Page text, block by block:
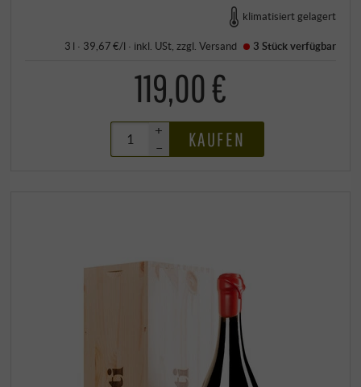
klimatisiert gelagert
3 l · 39,67 €/l · inkl. USt , zzgl.Versand 3 Stückverfügbar
119,00 €
+
–
KAUFEN